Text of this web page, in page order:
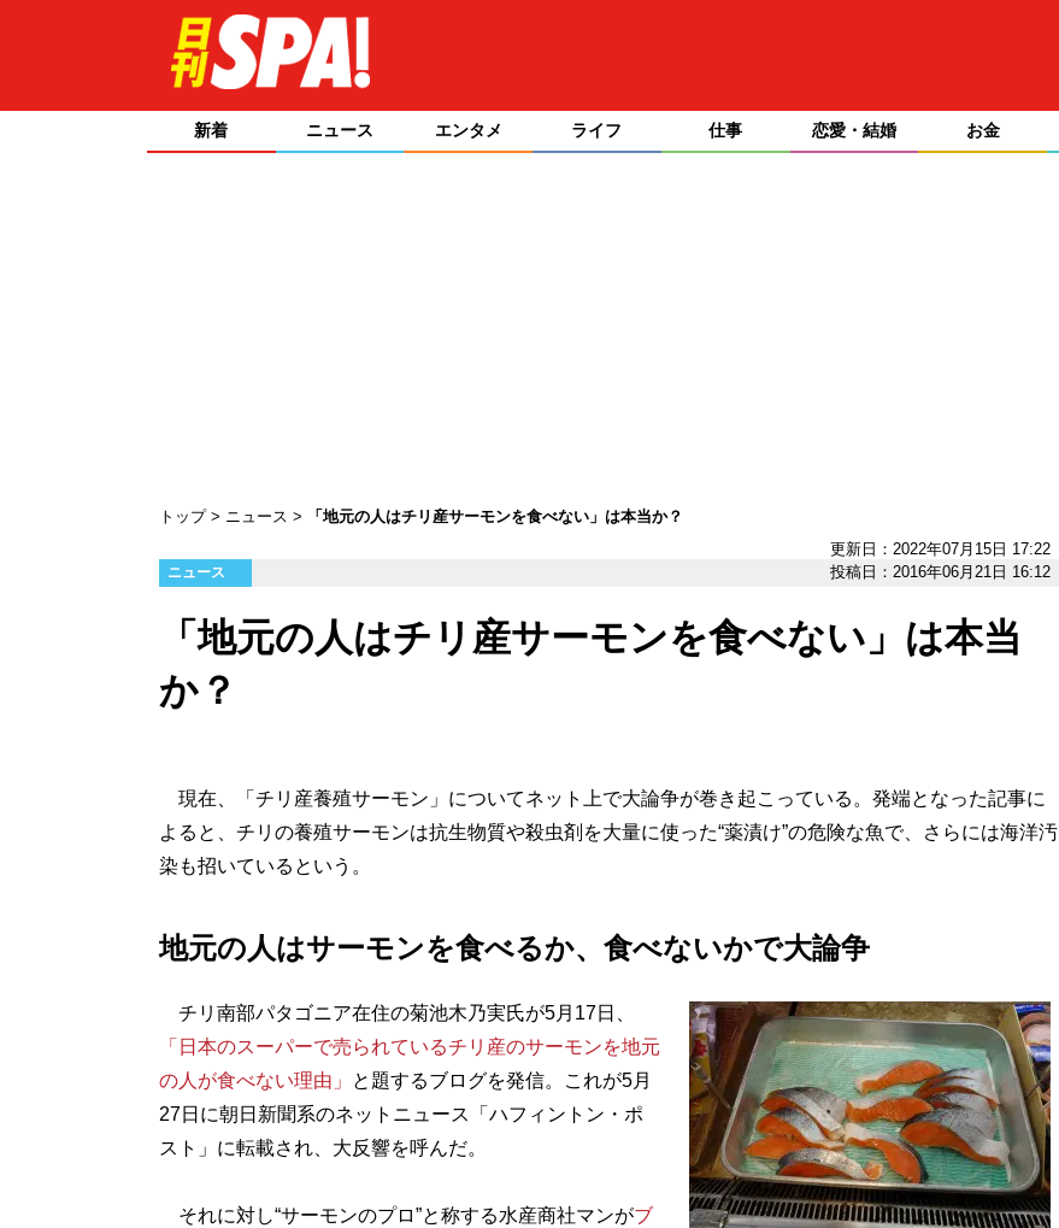
新着 ニュース エンタメ ライフ 仕事 恋愛・結婚 お金
トップ ニュース
「地元の人はチリ産サーモンを食べない」は本当か？
更新日：2022年07月15日 17:22
ニュース 投稿日：2016年06月21日 16:12
「地元の人はチリ産サーモンを食べない」は本当
か？
現在、「チリ産養殖サーモン」についてネット上で大論争が巻き起こっている。発端となった記事に
よると、チリの養殖サーモンは抗生物質や殺虫剤を大量に使った“薬漬け”の危険な魚で、さらには海洋汚
染も招いているという。
地元の人はサーモンを食べるか、食べないかで大論争
チリ南部パタゴニア在住の菊池木乃実氏が5月17日、
「日本のスーパーで売られているチリ産のサーモンを地元
の人が食べない理由」
と題するブログを発信。これが5月
27日に朝日新聞系のネットニュース「ハフィントン・ポ
スト」に転載され、大反響を呼んだ。
それに対し“サーモンのプロ”と称する水産商社マンがブ